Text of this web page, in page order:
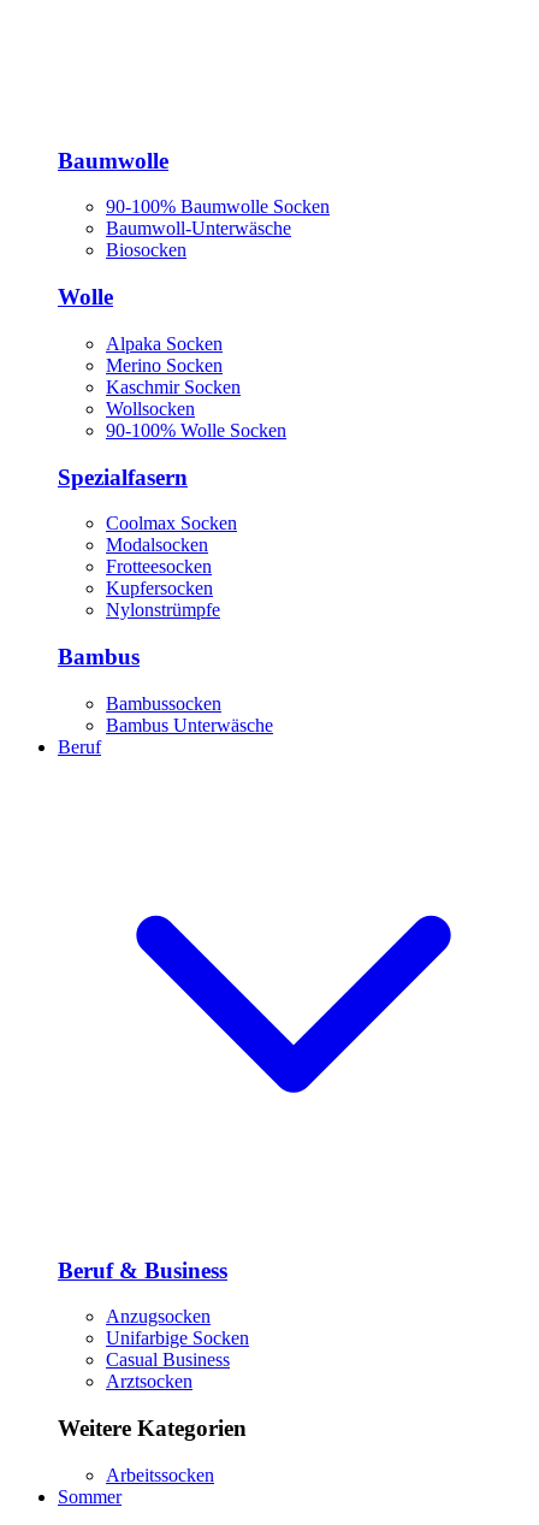
Baumwolle
90-100% Baumwolle Socken
Baumwoll-Unterwäsche
Biosocken
Wolle
Alpaka Socken
Merino Socken
Kaschmir Socken
Wollsocken
90-100% Wolle Socken
Spezialfasern
Coolmax Socken
Modalsocken
Frotteesocken
Kupfersocken
Nylonstrümpfe
Bambus
Bambussocken
Bambus Unterwäsche
Beruf
Beruf & Business
Anzugsocken
Unifarbige Socken
Casual Business
Arztsocken
Weitere Kategorien
Arbeitssocken
Sommer